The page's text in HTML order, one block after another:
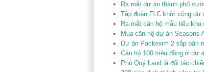
Ra mắt dự án thành phố
Tập đoàn FLC khởi công
Ra mắt căn hộ mẫu tiểu
Mua căn hộ dự án Seasons
Dự án Packexim 2 sắp bán
Căn hộ 100 triệu đồng ở dự
Phú Quý Land là đối tác